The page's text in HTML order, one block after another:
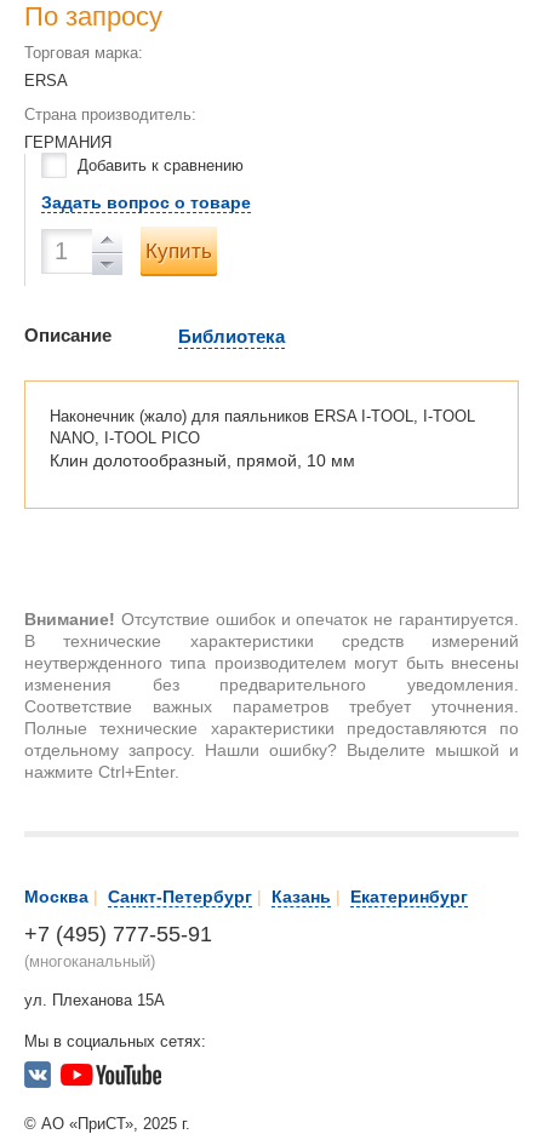
По запросу
Торговая марка:
ERSA
Страна производитель:
ГЕРМАНИЯ
Добавить к сравнению
Задать вопрос о товаре
Купить
Описание Библиотека
Наконечник (жало) для паяльников ERSA I-TOOL, I-TOOL
NANO, I-TOOL PICO
Клин долотообразный, прямой, 10 мм
Внимание! Отсутствие ошибок и опечаток не гарантируется.
В технические характеристики средств измерений
неутвержденного типа производителем могут быть внесены
изменения без предварительного уведомления.
Соответствие важных параметров требует уточнения.
Полные технические характеристики предоставляются по
отдельному запросу. Нашли ошибку? Выделите мышкой и
нажмите Ctrl+Enter.
Москва | Санкт-Петербург | Казань | Екатеринбург
+7 (495) 777-55-91
(многоканальный)
ул. Плеханова 15А
Мы в социальных сетях:
© АО «ПриСТ», 2025 г.